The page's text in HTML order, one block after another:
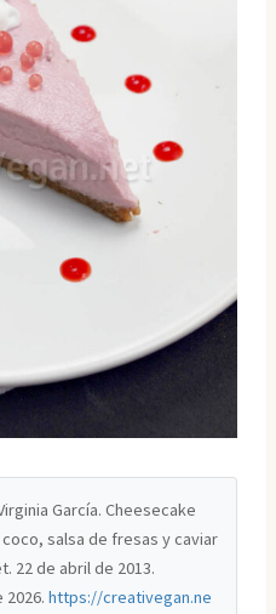
García. Cheesecake
salsa de fresas y caviar
22 de abril de 2013.
2026.https://creativegan.ne